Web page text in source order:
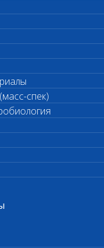
спек)